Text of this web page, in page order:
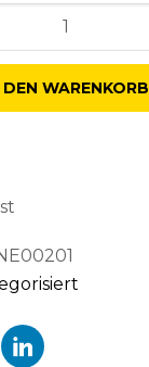
DEN WARENKORB